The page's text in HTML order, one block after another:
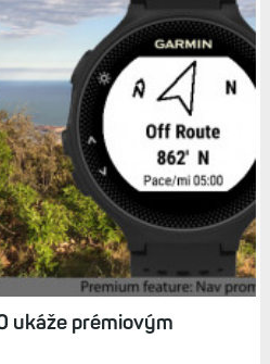
hodinkách bez
Epix a Fénix 5X tedy na